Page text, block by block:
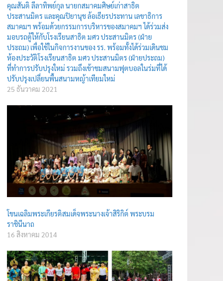
คุณสันติ ลีลาทิพย์กุล นายกสมาคมศิษย์เก่าสาธิต
ประสานมิตร และคุณปิยานุช ล้อเธียรประทาน เลขาธิการ
สมาคมฯ พร้อมด้วยกรรมการบริหารของสมาคมฯ ได้ร่วมส่ง
มอบรถตู้ให้กับโรงเรียนสาธิต มศว ประสานมิตร (ฝ่าย
ประถม) เพื่อใช้ในกิจการงานของ รร. พร้อมทั้งได้ร่วมเดินชม
ห้องประวัติโรงเรียนสาธิต มศว ประสานมิตร (ฝ่ายประถม)
ที่ทำการปรับปรุงใหม่ รวมถึงเข้าชมสนามฟุตบอลในร่มที่ได้
ปรับปรุงเปลี่ยนพื้นสนามหญ้าเทียมใหม่
25 ธันวาคม 2021
โขนเฉลิมพระเกียรติสมเด็จพระนางเจ้าสิริกิต์ พระบรม
ราชินีนาถ
16 สิงหาคม 2014